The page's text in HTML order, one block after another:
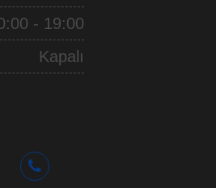
- 19:00
Kapalı